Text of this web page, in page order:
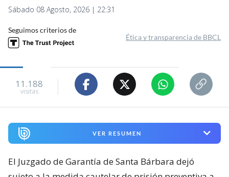
Sábado 08 Agosto, 2026 | 22:31
Seguimos criterios de
Ética y transparencia de BBCL
11.188
visitas
VER RESUMEN
El Juzgado de Garantía de Santa Bárbara dejó